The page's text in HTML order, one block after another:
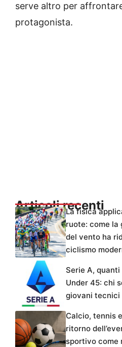
serve altro per
protagonista.
Articoli recenti
La fisica
ruote: come la
del vento ha
ciclismo
Serie A,
Under 45: chi
giovani tecnici
Calcio, tennis
ritorno
sportivo come